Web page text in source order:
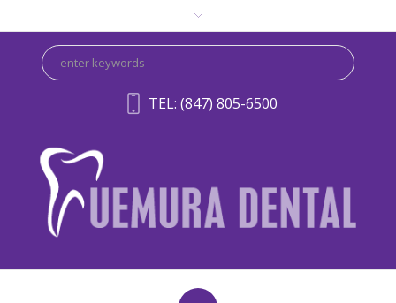
TEL: (847) 805-6500